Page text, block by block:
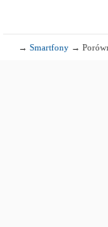
→Smartfony →